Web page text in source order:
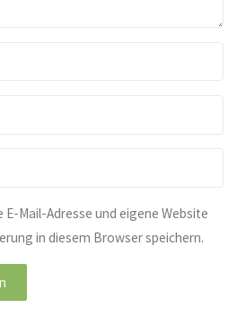
E-Mail-Adresse und eigene Website
in diesem Browser speichern.